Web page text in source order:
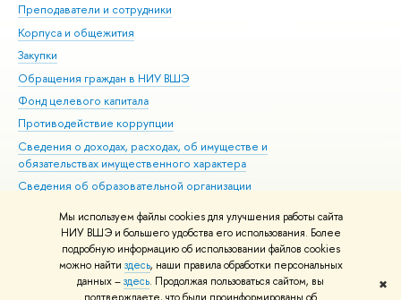
Мы используем файлы cookies для улучшения работы сайта
НИУ ВШЭ и большего удобства его использования. Более
подробную информацию об использовании файлов cookies
можно найти здесь, наши правила обработки персональных
данных –здесь. Продолжая пользоваться сайтом, вы
✖
Преподаватели и сотрудники
Корпуса и общежития
Закупки
Обращения граждан в НИУ ВШЭ
Фонд целевого капитала
Противодействие коррупции
Сведения о доходах, расходах, об имуществе и
обязательствах имущественного характера
Сведения об образовательной организации
Людям с ограниченными возможностями здоровья
Единая платежная страница
Работа в Вышке